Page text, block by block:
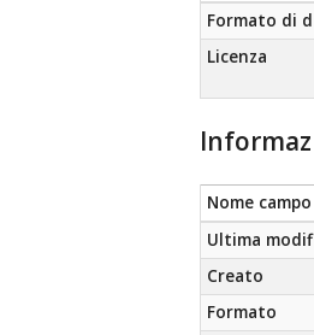
Formato di
Licenza
Nome campo
Ultima
Creato
Formato